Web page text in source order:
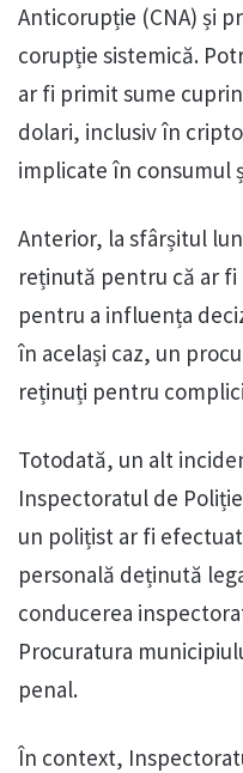
Anticorupție (CNA) și
corupție sistemică.
ar fi primit sume
dolari, inclusiv în
implicate în consumul
Anterior, la sfârșitul
reținută pentru că ar fi
pentru a influența
în același caz, un
reținuți pentru
Totodată, un alt
Inspectoratul de
un polițist ar fi
personală deținută
conducerea
Procuratura
penal.
În context,